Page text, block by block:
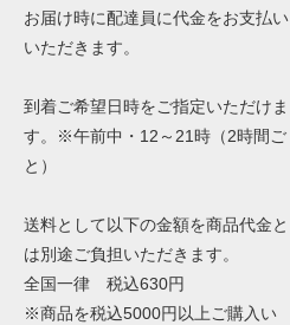
お届け時に配達員に代金をお支払い
いただきます。
到着ご希望日時をご指定いただけま
す。※午前中・12～21時（2時間ご
と）
送料として以下の金額を商品代金と
は別途ご負担いただきます。
全国一律 税込630円
※商品を税込5000円以上ご購入い